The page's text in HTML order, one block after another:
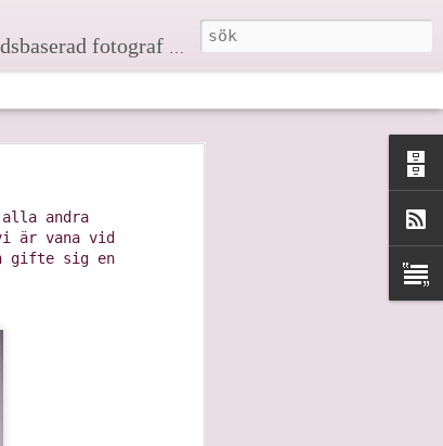
andra
är vana vid
gifte sig en
förtjust i bröllop och att dokumentera känslor, händelser och kärlek!
kommer